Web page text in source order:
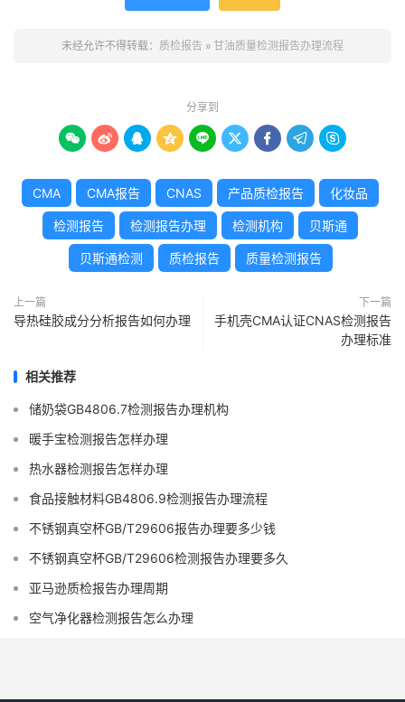
未经允许不得转载： 质检报告 » 甘油质量检测报告办理流程
分享到
        
CMA CMA报告 CNAS 产品质检报告 化妆品
检测报告 检测报告办理 检测机构 贝斯通
贝斯通检测 质检报告 质量检测报告
上一篇
导热硅胶成分分析报告如何办理
下一篇
手机壳CMA认证CNAS检测报告
办理标准
相关推荐
储奶袋GB4806.7检测报告办理机构
暖手宝检测报告怎样办理
热水器检测报告怎样办理
食品接触材料GB4806.9检测报告办理流程
不锈钢真空杯GB/T29606报告办理要多少钱
不锈钢真空杯GB/T29606检测报告办理要多久
亚马逊质检报告办理周期
空气净化器检测报告怎么办理